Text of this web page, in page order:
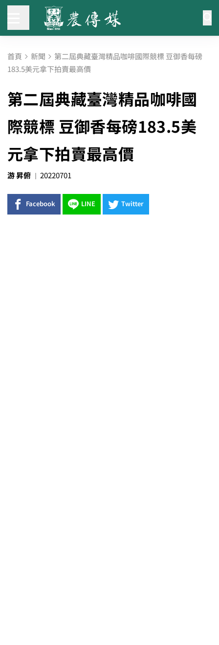
首頁 新聞 第二屆典藏臺灣精品咖啡國際競標 豆御香每磅
183.5美元拿下拍賣最高價
第二屆典藏臺灣精品咖啡國
際競標 豆御香每磅183.5美
元拿下拍賣最高價
游 昇俯 20220701
Facebook LINE Twitter